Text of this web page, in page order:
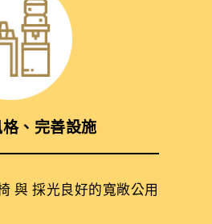
、完善設施
與 採光良好的寬敞公用